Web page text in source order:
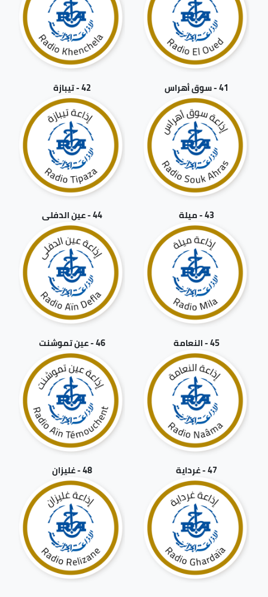
41 - سوق أهراس 42 - تيبازة
43 - ميلة 44 - عين الدفلى
45 - النعامة 46 - عين تموشنت
47 - غرداية 48 - غليزان